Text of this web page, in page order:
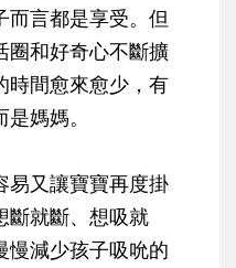
而言都是享受。但
圈和好奇心不斷擴
時間愈來愈少，有
媽媽。
易又讓寶寶再度掛
斷就斷、想吸就
慢減少孩子吸吮的